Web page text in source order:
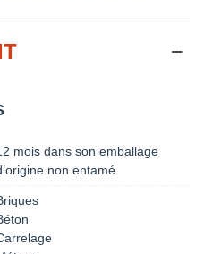
mois dans son emballage
non entamé